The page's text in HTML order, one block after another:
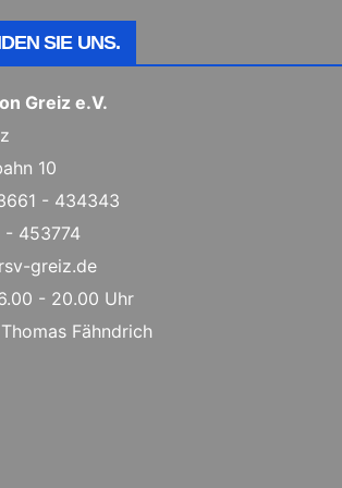
SIE UNS.
Greiz e.V.
10
- 434343
- 453774
greiz.de
- 20.00 Uhr
Thomas Fähndrich